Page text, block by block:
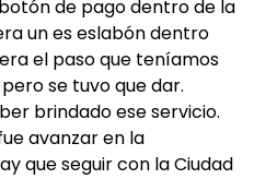
de pago dentro de la
un es eslabón dentro
el paso que teníamos
se tuvo que dar.
brindado ese servicio.
avanzar en la
que seguir con la Ciudad